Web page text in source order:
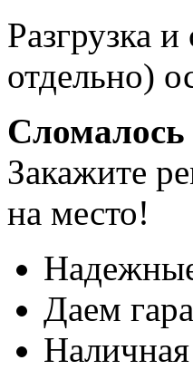
Разгрузка
отдельно)
Сломалось
Закажите
на место!
Даем